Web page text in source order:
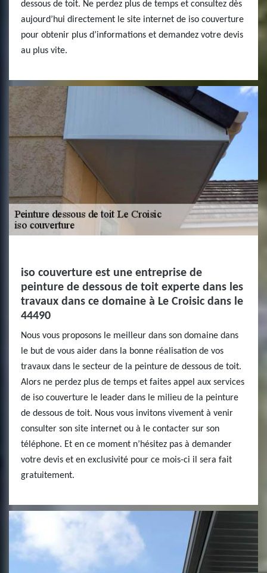
dessous de toit. Ne perdez plus de temps et consultez dès
aujourd’hui directement le site internet de iso couverture
pour obtenir plus d’informations et demandez votre devis
au plus vite.
iso couverture est une entreprise de
peinture de dessous de toit experte dans les
travaux dans ce domaine à Le Croisic dans le
44490
Nous vous proposons le meilleur dans son domaine dans
le but de vous aider dans la bonne réalisation de vos
travaux dans le secteur de la peinture de dessous de toit.
Alors ne perdez plus de temps et faites appel aux services
de iso couverture le leader dans le milieu de la peinture
de dessous de toit. Nous vous invitons vivement à venir
consulter son site internet ou à le contacter sur son
téléphone. Et en ce moment n’hésitez pas à demander
votre devis et en exclusivité pour ce mois-ci il sera fait
gratuitement.